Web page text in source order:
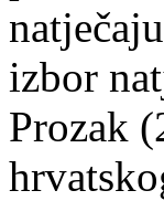
izbor
Prozak